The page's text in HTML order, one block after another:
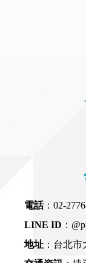
電話： 02-
LINE ID ：
地址 ：台北